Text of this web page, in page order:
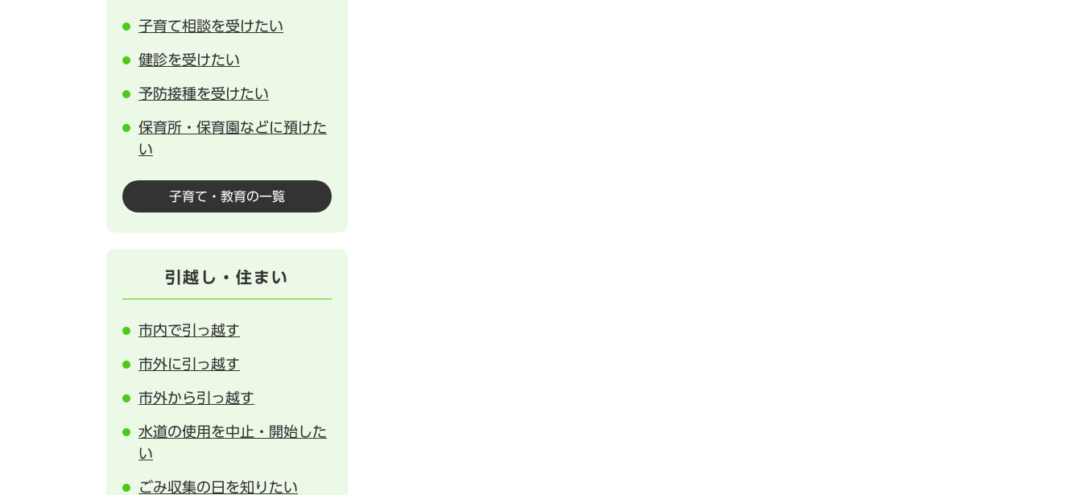
子育て相談を受けたい
健診を受けたい
予防接種を受けたい
保育所・保育園などに預けた
い
子育て・教育の一覧
引越し・住まい
市内で引っ越す
市外に引っ越す
市外から引っ越す
水道の使用を中止・開始した
い
ごみ収集の日を知りたい